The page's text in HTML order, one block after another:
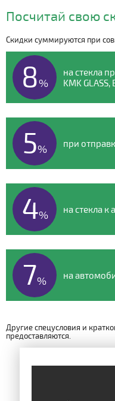
Посчитай свою
Скидки суммируются при
8%
на стекла
KMK GLASS,
5% при
4% на стекла к
7% на
Другие спецусловия и
предоставляются.